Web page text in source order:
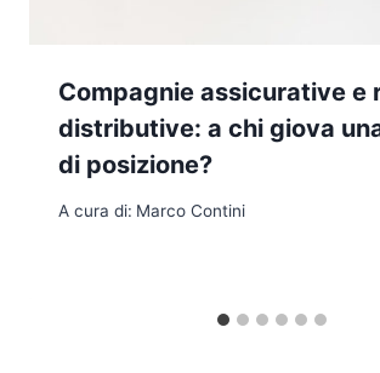
Compagnie assicurative e
distributive: a chi giova
di posizione?
A cura di: Marco Contini